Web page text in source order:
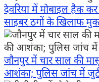
देवरिया में मोबाइल हैक
साइबर ठगों के खिलाफ
जौनपुर में चार साल की
आशंका; पुलिस जांच में